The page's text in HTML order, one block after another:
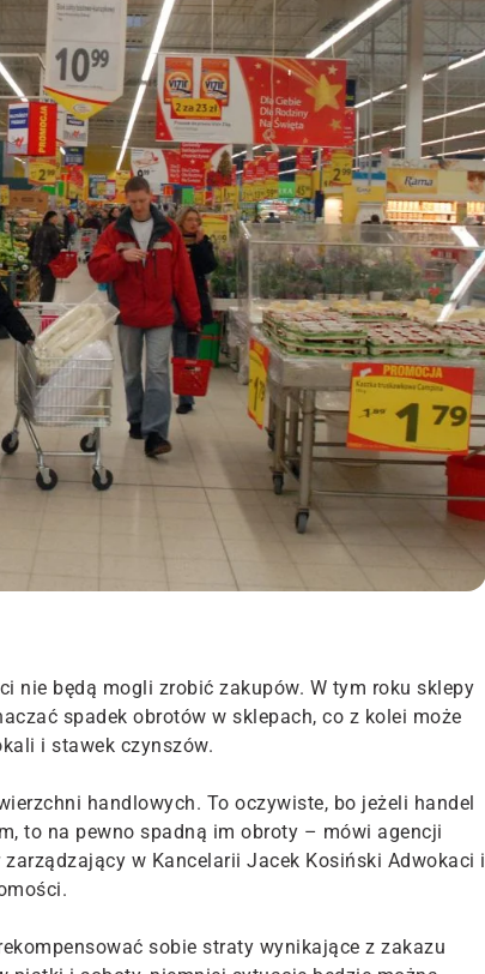
nie będą mogli zrobić zakupów. W tym roku sklepy
spadek obrotów w sklepach, co z kolei może
i stawek czynszów.
handlowych. To oczywiste, bo jeżeli handel
to na pewno spadną im obroty – mówi agencji
w Kancelarii Jacek Kosiński Adwokaci i
sobie straty wynikające z zakazu